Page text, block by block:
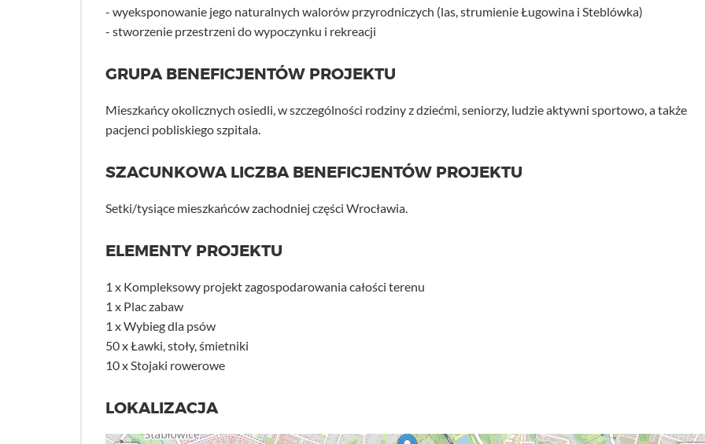
- wyeksponowanie jego naturalnych walorów przyrodniczych (las, strumienie Ługowina i Steblówka)
- stworzenie przestrzeni do wypoczynku i rekreacji
GRUPA BENEFICJENTÓW PROJEKTU
Mieszkańcy okolicznych osiedli, w szczególności rodziny z dziećmi, seniorzy, ludzie aktywni sportowo, a także
pacjenci pobliskiego szpitala.
SZACUNKOWA LICZBA BENEFICJENTÓW PROJEKTU
Setki/tysiące mieszkańców zachodniej części Wrocławia.
ELEMENTY PROJEKTU
1 x Kompleksowy projekt zagospodarowania całości terenu
1 x Plac zabaw
1 x Wybieg dla psów
50 x Ławki, stoły, śmietniki
10 x Stojaki rowerowe
LOKALIZACJA